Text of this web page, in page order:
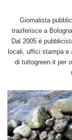
Giornalista
trasferisce a
Dal 2005 è
locali, uffici stampa e
di tuttogreen.it per
Scopriamo
quali
sono
le
terme